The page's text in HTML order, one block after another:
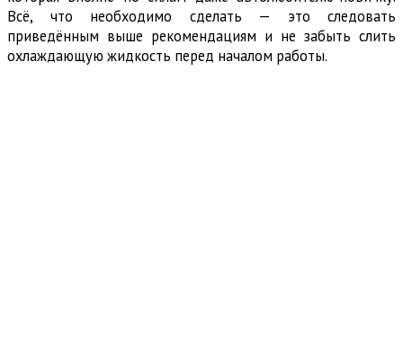
Всё, что необходимо сделать — это следовать
приведённым выше рекомендациям и не забыть слить
охлаждающую жидкость перед началом работы.